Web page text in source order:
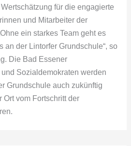
für die engagierte
und Mitarbeiter der
ein starkes Team geht es
an der Lintorfer Grundschule“, so
Die Bad Essener
Sozialdemokraten werden
Grundschule auch zukünftig
vom Fortschritt der